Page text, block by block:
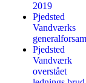
2019
Pjedsted
Vandværks
Pjedsted
Vandværk
overstået